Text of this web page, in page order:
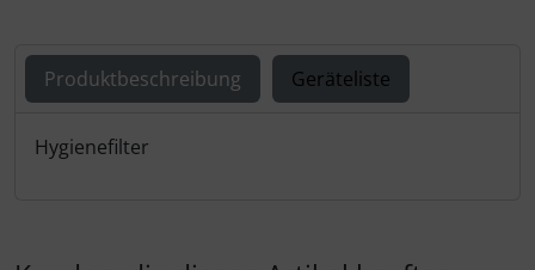
Produktbeschreibung Geräteliste
Produktbeschreibung
Hygienefilter